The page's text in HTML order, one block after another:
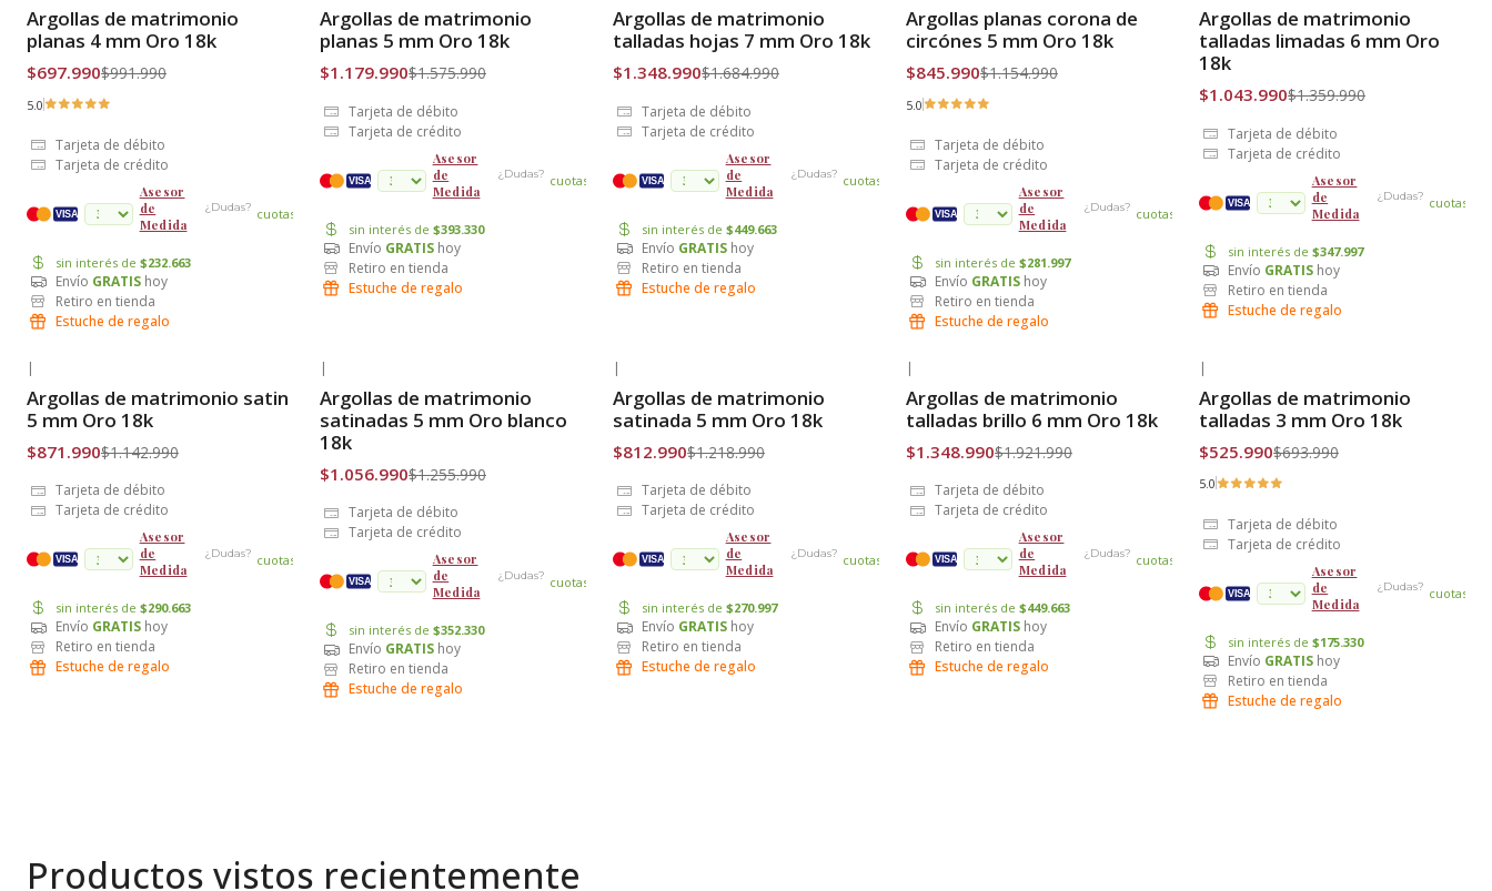
Envío Gratis
Argollas de matrimonio
planas 4 mm Oro 18k
$697.990$991.990
5.0
Tarjeta de débito
Tarjeta de crédito
VISA
Asesor
de
Medida
¿Dudas? cuotas
sin interés de $232.663
Envío GRATIS hoy
Retiro en tienda
Estuche de regalo
Envío Gratis
Argollas de matrimonio
planas 5 mm Oro 18k
$1.179.990$1.575.990
Tarjeta de débito
Tarjeta de crédito
VISA
Asesor
de
Medida
¿Dudas? cuotas
sin interés de $393.330
Envío GRATIS hoy
Retiro en tienda
Estuche de regalo
Envío Gratis
Argollas de matrimonio
talladas hojas 7 mm Oro 18k
$1.348.990$1.684.990
Tarjeta de débito
Tarjeta de crédito
VISA
Asesor
de
Medida
¿Dudas? cuotas
sin interés de $449.663
Envío GRATIS hoy
Retiro en tienda
Estuche de regalo
Envío Gratis
Argollas planas corona de
circónes 5 mm Oro 18k
$845.990$1.154.990
5.0
Tarjeta de débito
Tarjeta de crédito
VISA
Asesor
de
Medida
¿Dudas? cuotas
sin interés de $281.997
Envío GRATIS hoy
Retiro en tienda
Estuche de regalo
Envío Gratis
Argollas de matrimonio
talladas limadas 6 mm Oro
18k
$1.043.990$1.359.990
Tarjeta de débito
Tarjeta de crédito
VISA
Asesor
de
Medida
¿Dudas? cuotas
sin interés de $347.997
Envío GRATIS hoy
Retiro en tienda
Estuche de regalo
Envío Gratis
|
Argollas de matrimonio satin
5 mm Oro 18k
$871.990$1.142.990
Tarjeta de débito
Tarjeta de crédito
VISA
Asesor
de
Medida
¿Dudas? cuotas
sin interés de $290.663
Envío GRATIS hoy
Retiro en tienda
Estuche de regalo
Envío Gratis
|
Argollas de matrimonio
satinadas 5 mm Oro blanco
18k
$1.056.990$1.255.990
Tarjeta de débito
Tarjeta de crédito
VISA
Asesor
de
Medida
¿Dudas? cuotas
sin interés de $352.330
Envío GRATIS hoy
Retiro en tienda
Estuche de regalo
Envío Gratis
|
Argollas de matrimonio
satinada 5 mm Oro 18k
$812.990$1.218.990
Tarjeta de débito
Tarjeta de crédito
VISA
Asesor
de
Medida
¿Dudas? cuotas
sin interés de $270.997
Envío GRATIS hoy
Retiro en tienda
Estuche de regalo
Envío Gratis
|
Argollas de matrimonio
talladas brillo 6 mm Oro 18k
$1.348.990$1.921.990
Tarjeta de débito
Tarjeta de crédito
VISA
Asesor
de
Medida
¿Dudas? cuotas
sin interés de $449.663
Envío GRATIS hoy
Retiro en tienda
Estuche de regalo
Envío Gratis
|
Argollas de matrimonio
talladas 3 mm Oro 18k
$525.990$693.990
5.0
Tarjeta de débito
Tarjeta de crédito
VISA
Asesor
de
Medida
¿Dudas? cuotas
sin interés de $175.330
Envío GRATIS hoy
Retiro en tienda
Estuche de regalo
Productos vistos recientemente